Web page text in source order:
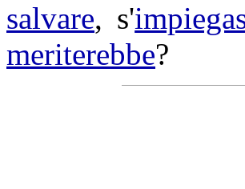
salvare, s'
meriterebbe?